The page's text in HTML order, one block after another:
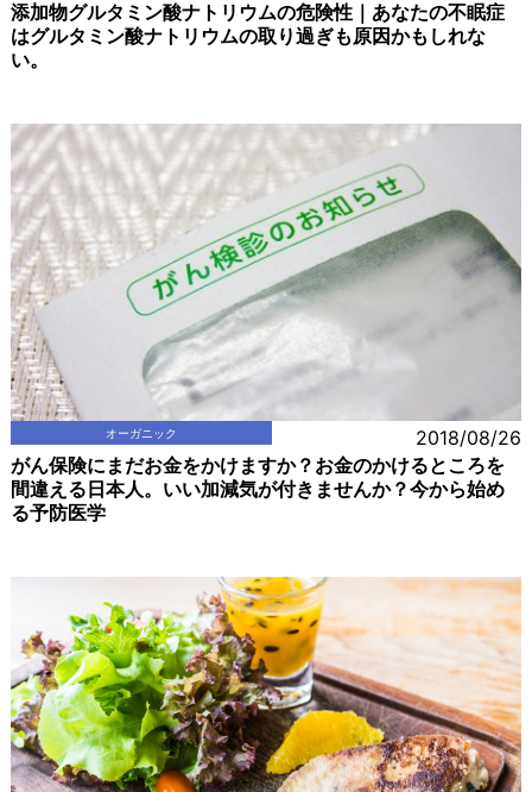
添加物グルタミン酸ナトリウムの危険性｜あなたの不眠症
はグルタミン酸ナトリウムの取り過ぎも原因かもしれな
い。
オーガニック 2018/08/26
がん保険にまだお金をかけますか？お金のかけるところを
間違える日本人。いい加減気が付きませんか？今から始め
る予防医学